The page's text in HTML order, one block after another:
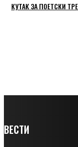
КУТАК ЗА ПОЕТСКИ
ВЕСТИ